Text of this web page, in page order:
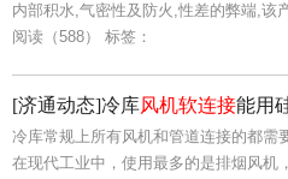
内部积水,气密性及防火,性差的弊端,该
阅读（588） 标签：
[济通动态]冷库风机软连接能用
冷库常规上所有风机和管道连接的都需
在现代工业中，使用最多的是排烟风机